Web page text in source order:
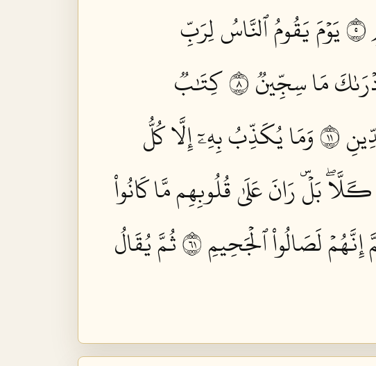
يَوۡمَ يَقُومُ ٱلنَّاسُ لِرَبِّ
مَا سِجِّينٞ ٨
كِتَٰبٞ
١١
وَمَا يُكَذِّبُ بِهِۦٓ إِلَّا كُلُّ
كـَلَّاۖ بَلۡۜ رَانَ عَلَىٰ قُلُوبِهِم مَّا كَانُواْ
لَصَالُواْ ٱلۡجَحِيمِ ١٦
ثُمَّ يُقَالُ